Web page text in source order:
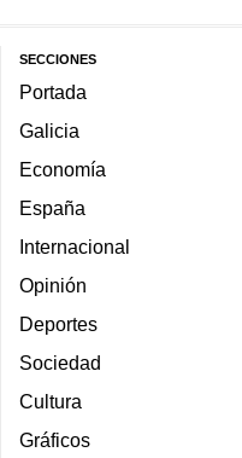
SECCIONES
Portada
Galicia
Economía
España
Internacional
Opinión
Deportes
Sociedad
Cultura
Gráficos